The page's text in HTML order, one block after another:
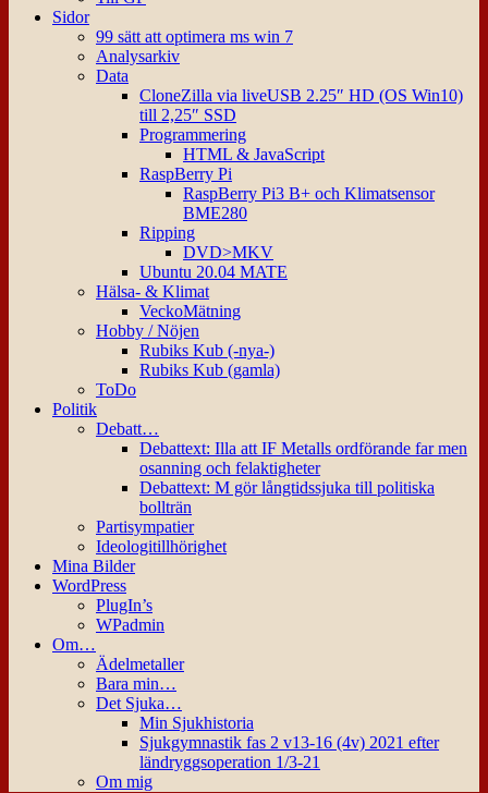
Sidor
99 sätt att optimera ms win 7
Analysarkiv
Data
CloneZilla via liveUSB 2.25″ HD (OS Win10)
till 2,25″ SSD
Programmering
HTML & JavaScript
RaspBerry Pi
RaspBerry Pi3 B+ och Klimatsensor
BME280
Ripping
DVD>MKV
Ubuntu 20.04 MATE
Hälsa- & Klimat
VeckoMätning
Hobby / Nöjen
Rubiks Kub (-nya-)
Rubiks Kub (gamla)
ToDo
Politik
Debatt…
Debattext: Illa att IF Metalls ordförande far men
osanning och felaktigheter
Debattext: M gör långtidssjuka till politiska
bollträn
Partisympatier
Ideologitillhörighet
Mina Bilder
WordPress
PlugIn’s
WPadmin
Om…
Ädelmetaller
Bara min…
Det Sjuka…
Min Sjukhistoria
Sjukgymnastik fas 2 v13-16 (4v) 2021 efter
ländryggsoperation 1/3-21
Om mig